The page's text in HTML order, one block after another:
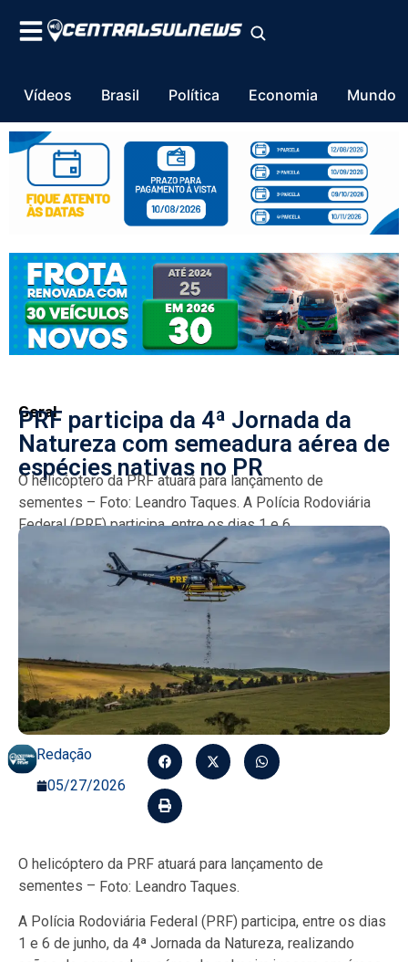
Vídeos Brasil Política Economia Mundo
Geral
PRF participa da 4ª Jornada da
Natureza com semeadura aérea de
espécies nativas no PR
O helicóptero da PRF atuará para lançamento de
sementes – Foto: Leandro Taques. A Polícia Rodoviária
Federal (PRF) participa, entre os dias 1 e 6...
Redação
05/27/2026
O helicóptero da PRF atuará para lançamento de
sementes – Foto: Leandro Taques.
A Polícia Rodoviária Federal (PRF) participa, entre os dias
1 e 6 de junho, da 4ª Jornada da Natureza, realizando